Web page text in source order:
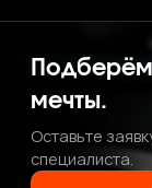
мечты.
Оставьте
специалиста.